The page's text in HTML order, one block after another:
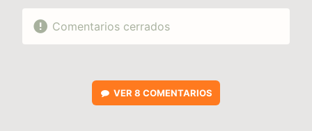
Comentarios cerrados
VER 8 COMENTARIOS